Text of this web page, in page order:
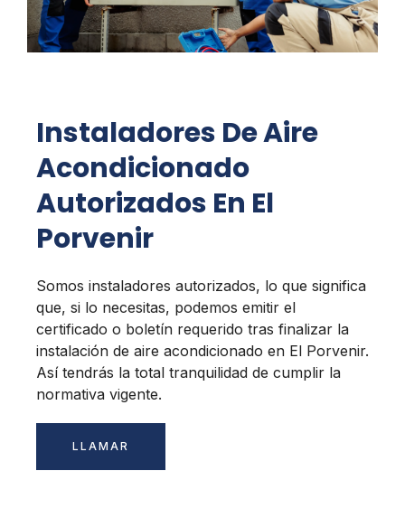
Instaladores De Aire
Acondicionado
Autorizados En El
Porvenir
Somos instaladores autorizados, lo que significa
que, si lo necesitas, podemos emitir el
certificado o boletín requerido tras finalizar la
instalación de aire acondicionado en El Porvenir.
Así tendrás la total tranquilidad de cumplir la
normativa vigente.
LLAMAR